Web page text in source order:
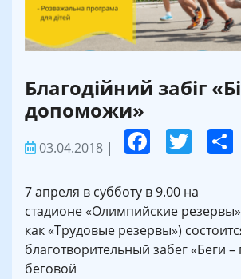
Благодійний забіг
допоможи»
03.04.2018 |
7 апреля в субботу в 9.00 на
стадионе «Олимпийские
как «Трудовые резервы»)
благотворительный забег «Беги
беговой